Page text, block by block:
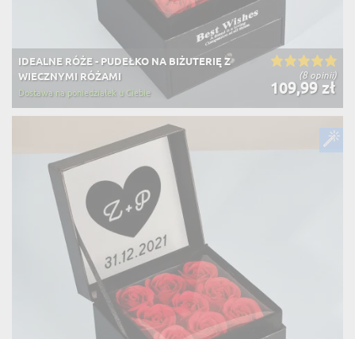
(8 opinii)
IDEALNE RÓŻE - PUDEŁKO NA BIŻUTERIĘ Z
WIECZNYMI RÓŻAMI
109,99 zł
Dostawa na poniedziałek u Ciebie